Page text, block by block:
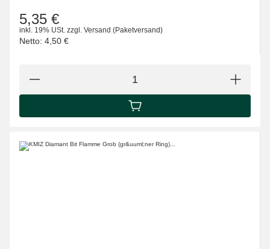
5,35 €
inkl. 19% USt. zzgl. Versand (Paketversand)
Netto: 4,50 €
IN DEN WARENKORB